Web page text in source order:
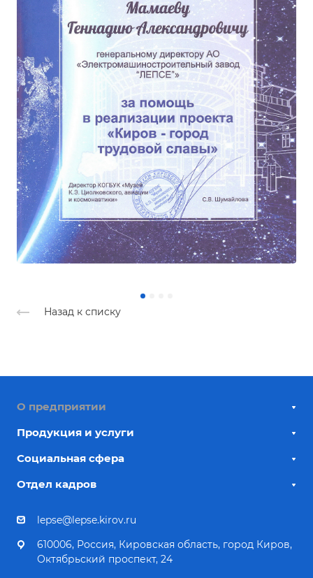
Назад к списку
О предприятии
Продукция и услуги
Социальная сфера
Отдел кадров
lepse@lepse.kirov.ru
610006, Россия, Кировская область, город Киров,
Октябрьский проспект, 24